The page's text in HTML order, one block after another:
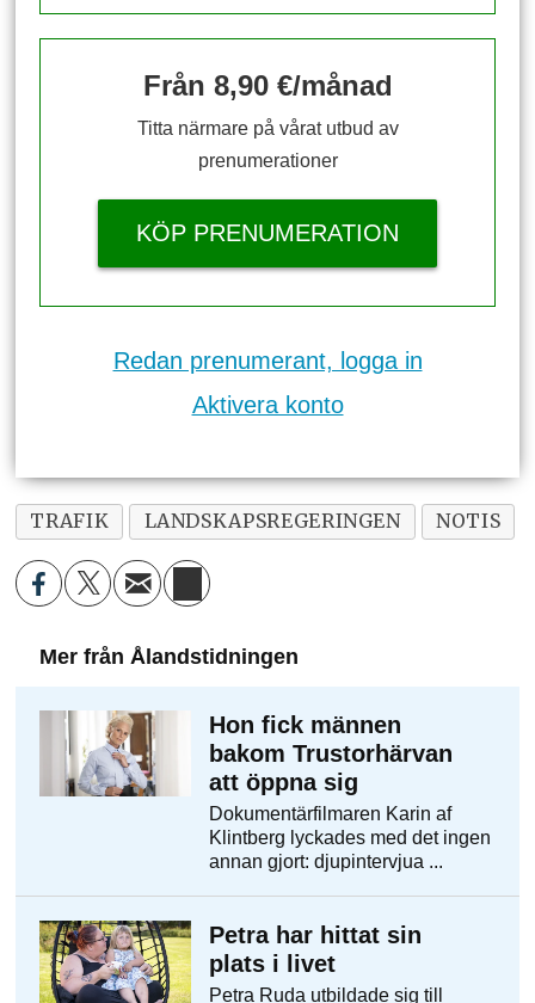
Från 8,90 €/månad
Titta närmare på vårat utbud av
prenumerationer
KÖP PRENUMERATION
Redan prenumerant, logga in
Aktivera konto
TRAFIK LANDSKAPSREGERINGEN NOTIS